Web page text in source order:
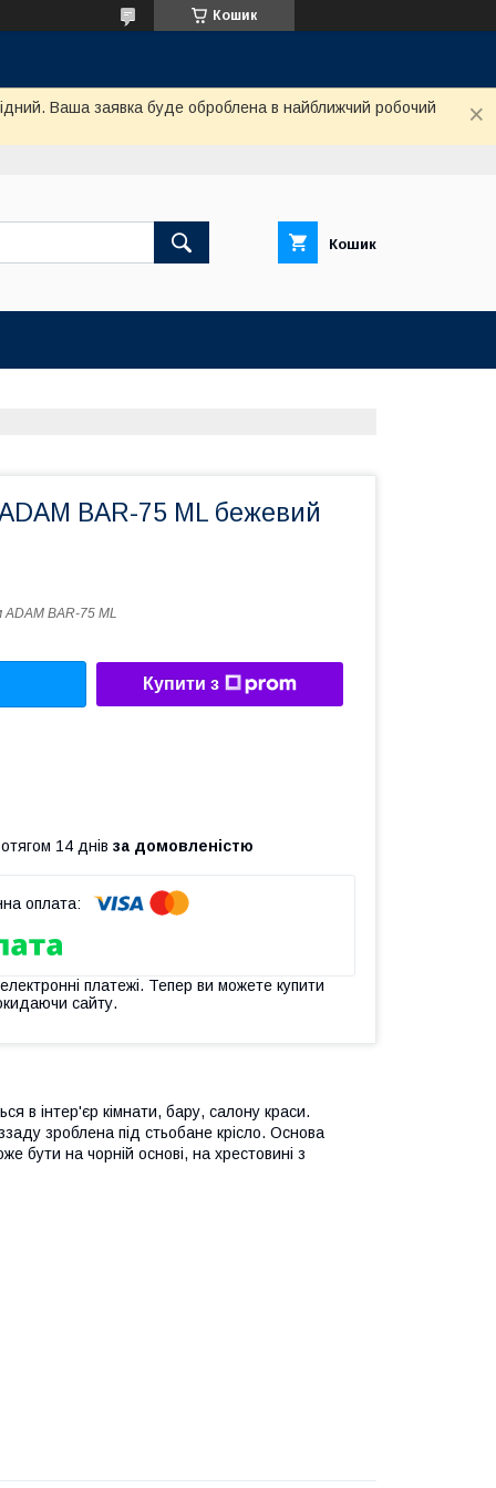
Кошик
Ваша заявка буде оброблена в найближчий робочий
Кошик
BAR-75 ML бежевий
ADAM BAR-75 ML
Купити з
14 днів за домовленістю
платежі. Тепер ви можете купити
сайту.
в інтер'єр кімнати, бару, салону краси.
зроблена під стьобане крісло. Основа
бути на чорній основі, на хрестовині з